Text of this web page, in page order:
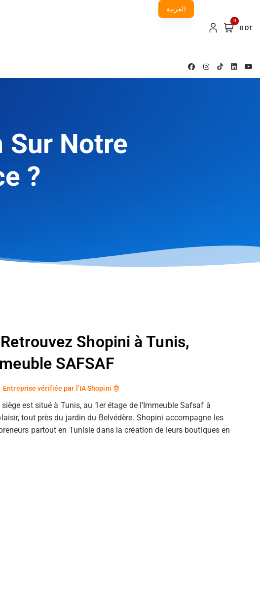
0
0 DT
Sur Notre
?
Shopini à Tunis,
SAFSAF
Entreprise vérifiée par l’IA Shopini 🤖
siège est situé à Tunis, au 1er étage de l'Immeuble Safsaf à
tout près du jardin du Belvédère. Shopini accompagne les
partout en Tunisie dans la création de leurs boutiques en
العربية